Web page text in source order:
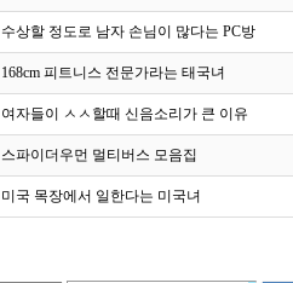
수상할 정도로 남자 손님이 많다는 PC방
168cm 피트니스 전문가라는 태국녀
여자들이 ㅅㅅ할때 신음소리가 큰 이유
스파이더우먼 멀티버스 모음집
미국 목장에서 일한다는 미국녀